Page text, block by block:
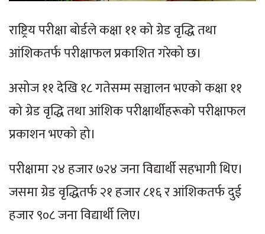
राष्ट्रिय परीक्षा बोर्डले कक्षा ११ को ग्रेड वृद्धि तथा
आंशिकतर्फ परीक्षाफल प्रकाशित गरेको छ।
असोज ११ देखि १८ गतेसम्म सञ्चालन भएको कक्षा ११
को ग्रेड वृद्धि तथा आंशिक परीक्षार्थीहरूको परीक्षाफल
प्रकाशन भएको हो।
परीक्षामा २४ हजार ७२४ जना विद्यार्थी सहभागी थिए।
जसमा ग्रेड वृद्धितर्फ २१ हजार ८१६ र आंशिकतर्फ दुई
हजार ९०८ जना विद्यार्थी लिए।